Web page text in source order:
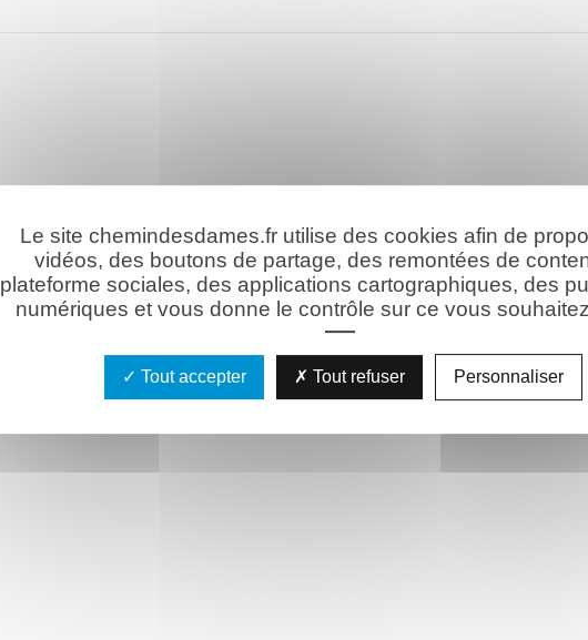
Le site chemindesdames.fr utilise des cookies afin de
vidéos, des boutons de partage, des remontées de
plateforme sociales, des applications cartographiques, des
numériques et vous donne le contrôle sur ce vous
Tout accepter Tout refuser Personnaliser